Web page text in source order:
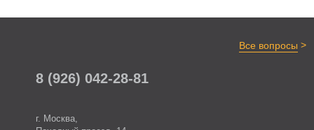
Все вопросы >
8 (926) 042-28-81
г. Москва,